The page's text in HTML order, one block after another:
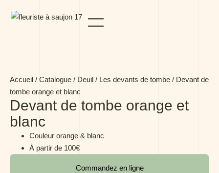
Accueil / Catalogue / Deuil / Les devants de tombe / Devant de
tombe orange et blanc
Devant de tombe orange et
blanc
Couleur orange & blanc
À partir de 100€
Commandez en ligne